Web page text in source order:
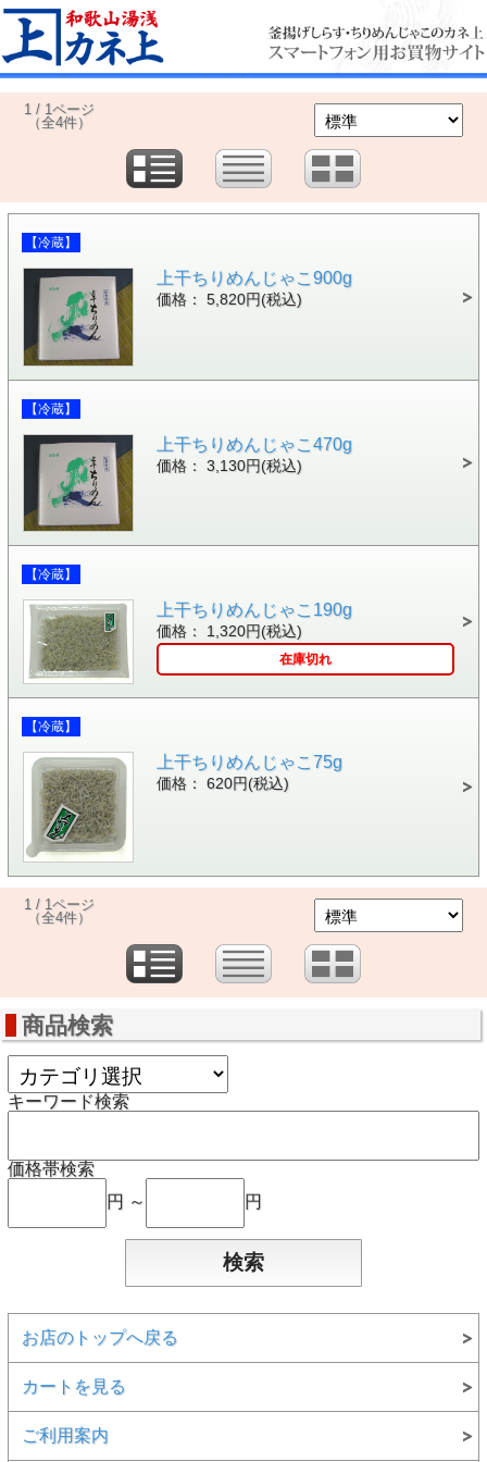
1 / 1ページ
（全4件）
【冷蔵】
上干ちりめんじゃこ900g
価格： 5,820円(税込)
【冷蔵】
上干ちりめんじゃこ470g
価格： 3,130円(税込)
【冷蔵】
上干ちりめんじゃこ190g
価格： 1,320円(税込)
在庫切れ
【冷蔵】
上干ちりめんじゃこ75g
価格： 620円(税込)
1 / 1ページ
（全4件）
商品検索
キーワード検索
価格帯検索
円 ～
円
お店のトップへ戻る
カートを見る
ご利用案内